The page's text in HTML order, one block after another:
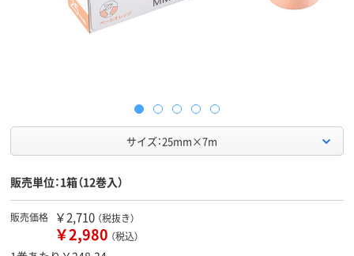
サイズ：25mm×7m
販売単位：1箱（12巻入）
販売価格 ￥2,710 （税抜き）
￥2,980 （税込）